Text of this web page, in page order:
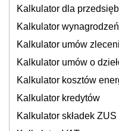
Kalkulator dla
Kalkulator
Kalkulator umów
Kalkulator umów o
Kalkulator kosztów
Kalkulator kredytów
Kalkulator składek ZUS